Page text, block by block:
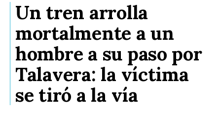
Un tren arrolla
mortalmente a un
hombre a su paso por
Talavera: la víctima
se tiró a la vía